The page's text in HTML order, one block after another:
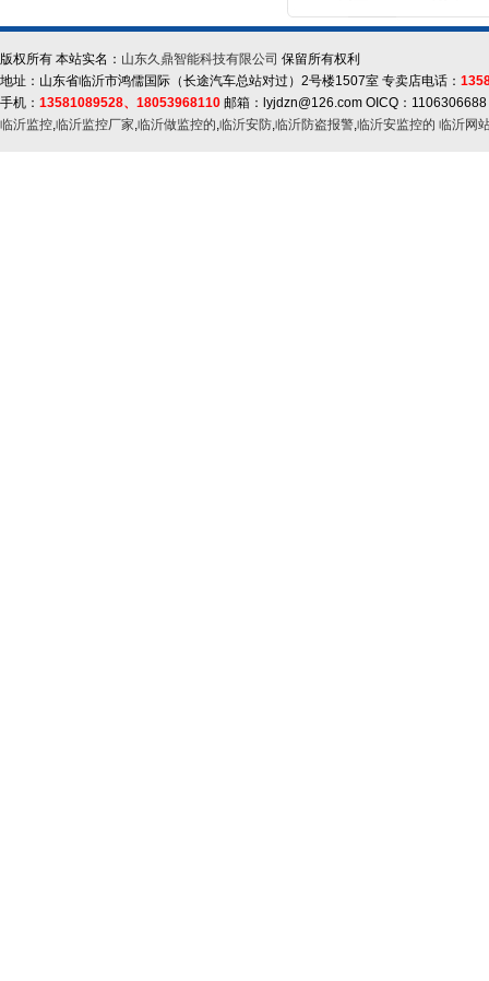
版权所有 本站实名： 山东久鼎智能科技有限公司 保留所有权利
地址：山东省临沂市鸿儒国际（长途汽车总站对过）2号楼1507室 专卖店电话：
手机： 13581089528、18053968110 邮箱：lyjdzn@126.com OICQ：1106306688
临沂监控,临沂监控厂家,临沂做监控的,临沂安防,临沂防盗报警,临沂安监控的 临沂网